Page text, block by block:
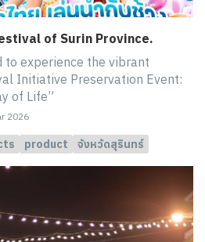
of Surin Province.
to experience the vibrant
Initiative Preservation Event:
of Life”
2026
product จังหวัดสุรินทร์